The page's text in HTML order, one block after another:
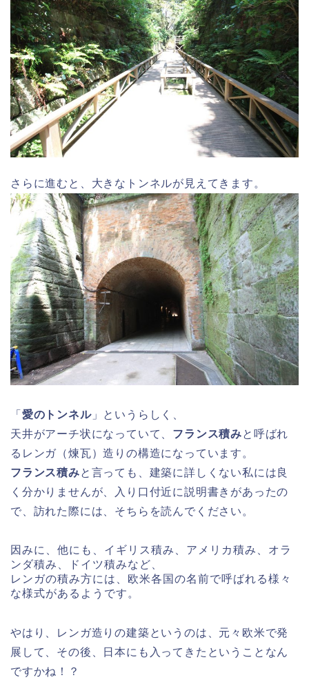
さらに進むと、大きなトンネルが見えてきます。
「 愛のトンネル」というらしく、
天井がアーチ状になっていて、 フランス積みと呼ばれ
るレンガ（煉瓦）造りの構造になっています。
フランス積みと言っても、建築に詳しくない私には良
く分かりませんが、入り口付近に説明書きがあったの
で、訪れた際には、そちらを読んでください。
因みに、他にも、イギリス積み、アメリカ積み、オラ
ンダ積み、ドイツ積みなど、
レンガの積み方には、欧米各国の名前で呼ばれる様々
な様式があるようです。
やはり、レンガ造りの建築というのは、元々欧米で発
展して、その後、日本にも入ってきたということなん
ですかね！？